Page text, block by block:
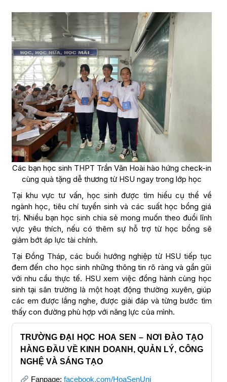
Các bạn học sinh THPT Trần Văn Hoài hào hứng check-in
cùng quà tặng dễ thương từ HSU ngay trong lớp học
Tại khu vực tư vấn, học sinh được tìm hiểu cụ thể về
ngành học, tiêu chí tuyển sinh và các suất học bổng giá
trị. Nhiều bạn học sinh chia sẻ mong muốn theo đuổi lĩnh
vực yêu thích, nếu có thêm sự hỗ trợ từ học bổng sẽ
giảm bớt áp lực tài chính.
Tại Đồng Tháp, các buổi hướng nghiệp từ HSU tiếp tục
đem đến cho học sinh những thông tin rõ ràng và gần gũi
với nhu cầu thực tế. HSU xem việc đồng hành cùng học
sinh tại sân trường là một hoạt động thường xuyên, giúp
các em được lắng nghe, được giải đáp và từng bước tìm
thấy con đường phù hợp với năng lực của mình.
TRƯỜNG ĐẠI HỌC HOA SEN – NƠI ĐÀO TẠO
HÀNG ĐẦU VỀ KINH DOANH, QUẢN LÝ, CÔNG
NGHỆ VÀ SÁNG TẠO
Fanpage: facebook.com/HoaSenUni